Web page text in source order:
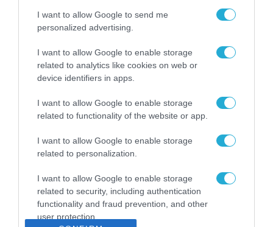
I want to allow Google to send me
personalized advertising.
I want to allow Google to enable storage
related to analytics like cookies on web or
device identifiers in apps.
I want to allow Google to enable storage
related to functionality of the website or app.
I want to allow Google to enable storage
related to personalization.
I want to allow Google to enable storage
related to security, including authentication
functionality and fraud prevention, and other
user protection.
ΡΟΗ ΕΙΔΗΣΕΩΝ
Το χρηματοδοτούμενο
από την ΕΕ έργο “The
ενισχύει την ασφάλεια
των παιδιών στο
ΑΑΔΕ: Διευκρινίσεις
για τα πρόστιμα σε
αφορούν τους ΦΗΜ
31.07.2026
Σ. Καλαφάτης: «Η
Τεχνητή Νοημοσύνη